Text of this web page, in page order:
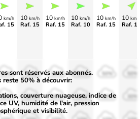
km/h
15
10 km/h
Raf. 15
10 km/h
Raf. 15
10 km/h
Raf. 10
10 km/h
Raf. 15
10 km/
Raf.
50%
30%
50%
30%
50%
30%
50%
30%
50%
30%
sont réservés aux abonnés.
reste 50% à découvrir:
couverture nuageuse, indice de
UV, humidité de l'air, pression
et visibilité.